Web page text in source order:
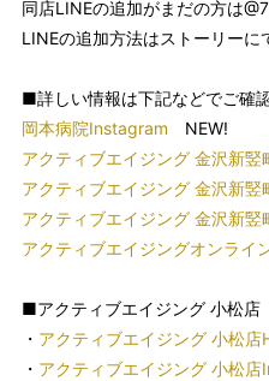
同店LINEの追加がまだの方は
LINEの追加方法はストーリーに
■詳しい情報は下記などでご確
岡本病院Instagram NEW!
アクティブエイジング 金沢新竪
アクティブエイジング 金沢新
アクティブエイジング 金沢新竪
アクティブエイジングオンライ
■アクティブエイジング 小松店
・ アクティブエイジング 小松店
・ アクティブエイジング 小松